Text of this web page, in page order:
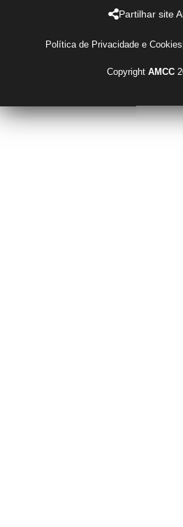
Partilhar site
Política de Privacidade e Cookies
Copyright AMCC